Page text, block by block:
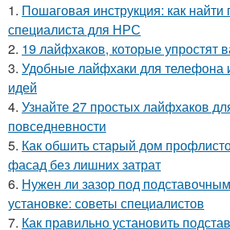
1. Пошаговая инструкция: как
специалиста для НРС
2. 19 лайфхаков, которые упростят
3. Удобные лайфхаки для телефона
идей
4. Узнайте 27 простых лайфхаков
повседневности
5. Как обшить старый дом
фасад без лишних затрат
6. Нужен ли зазор под
установке: советы специалистов
7. Как правильно установить